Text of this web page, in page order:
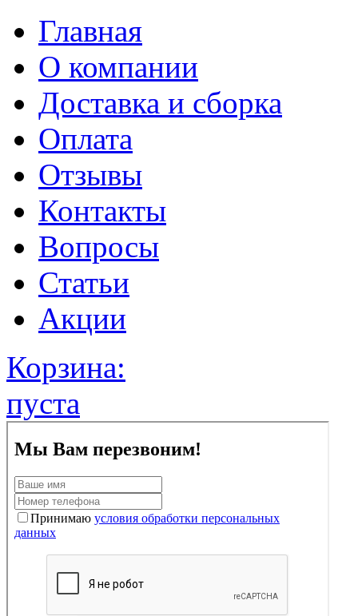
Главная
О компании
Доставка и сборка
Оплата
Отзывы
Контакты
Вопросы
Статьи
Акции
Корзина:
пуста